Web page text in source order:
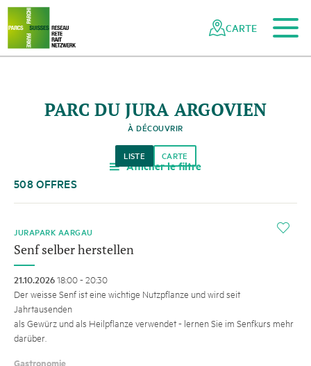
Naviguer
dans
réseau
Navigation
rapide
Vers le contenu principal
Vers la navigation mobile
Vers la recherche
Vers la zone des pieds
Vers le plan du site
CARTE
PARC DU JURA ARGOVIEN
À DÉCOUVRIR
a Afficher le filtre
LISTE CARTE
508 OFFRES
i
JURAPARK AARGAU
Senf selber herstellen
21.10.202618:00 - 20:30
Der weisse Senf ist eine wichtige Nutzpflanze und wird seit
Jahrtausenden
als Gewürz und als Heilpflanze verwendet - lernen Sie im Senfkurs mehr
darüber.
Gastronomie